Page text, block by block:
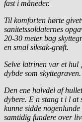
fast i måneder.
Til komforten hørte
sanitetssoldaternes
20-30 meter bag
en smal siksak-grøft.
Selve latrinen var et hul
dybde som skyttegraven.
Den ene halvdel af
dybere. E n stang t i l at
kunne sidde
samtidig fundere over